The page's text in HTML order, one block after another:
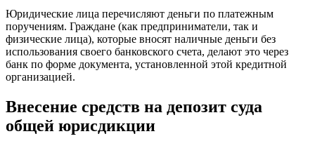
Юридические лица перечисляют деньги по платежным
поручениям. Граждане (как предприниматели, так и
физические лица), которые вносят наличные деньги без
использования своего банковского счета, делают это через
банк по форме документа, установленной этой кредитной
организацией.
Внесение средств на депозит суда
общей юрисдикции